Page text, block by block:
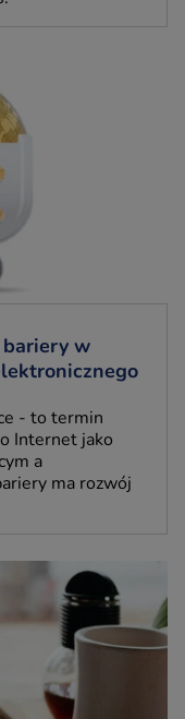
w
- to termin
Internet jako
a
ma rozwój